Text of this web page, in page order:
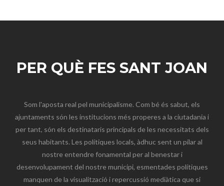
PER QUÈ FES SANT JOAN
Som l'aposta real pel municipalisme. Com bé és sabut, els
ajuntaments són les institucions més properes a la ciutadania i
per tant, són els destinataris principals de les necessitats dels
seus habitants. Les polítiques locals, àdhuc sent un pilar al
nostre entendre fonamental per al benestar i
desenvolupament del nostre municipi, esmentades polítiques
manquen de la visualització i repercussió mediàtica que si